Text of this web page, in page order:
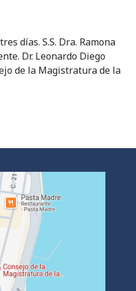
S.S. Dra. Ramona
Dr. Leonardo Diego
de la Magistratura de la